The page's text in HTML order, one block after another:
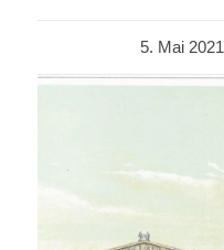
5. Mai 2021
/